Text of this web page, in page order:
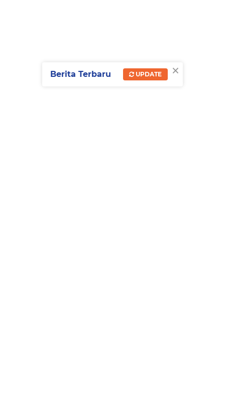
×
Berita Terbaru UPDATE